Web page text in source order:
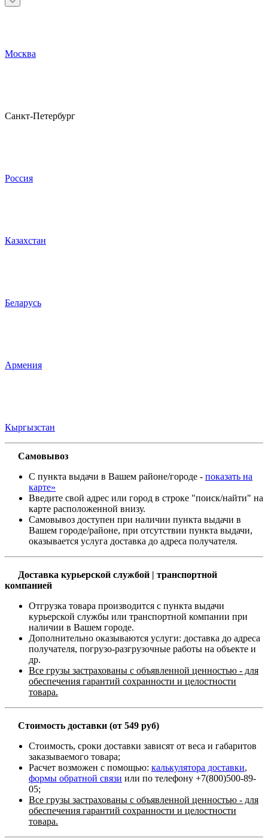
Москва
Санкт-Петербург
Россия
Казахстан
Беларусь
Армения
Кыргызстан
Самовывоз
С пункта выдачи в Вашем районе/городе - показать на
карте»
Введите свой адрес или город в строке "поиск/найти" на
карте расположенной внизу.
Самовывоз доступен при наличии пункта выдачи в
Вашем городе/районе, при отсутствии пункта выдачи,
оказывается услуга доставка до адреса получателя.
Доставка курьерской службой | транспортной
компанией
Отгрузка товара производится с пункта выдачи
курьерской службы или транспортной компании при
наличии в Вашем городе.
Дополнительно оказываются услуги: доставка до адреса
получателя, погрузо-разгрузочные работы на объекте и
др.
Все грузы застрахованы с объявленной ценностью - для
обеспечения гарантий сохранности и целостности
товара.
Стоимость доставки (от 549 руб)
Стоимость, сроки доставки зависят от веса и габаритов
заказываемого товара;
Расчет возможен с помощью: калькулятора доставки,
формы обратной связи или по телефону +7(800)500-89-
05;
Все грузы застрахованы с объявленной ценностью - для
обеспечения гарантий сохранности и целостности
товара.